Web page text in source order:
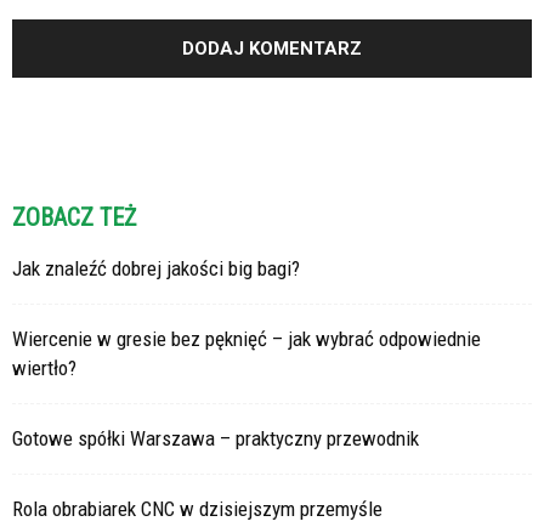
ZOBACZ TEŻ
Jak znaleźć dobrej jakości big bagi?
Wiercenie w gresie bez pęknięć – jak wybrać odpowiednie
wiertło?
Gotowe spółki Warszawa – praktyczny przewodnik
Rola obrabiarek CNC w dzisiejszym przemyśle